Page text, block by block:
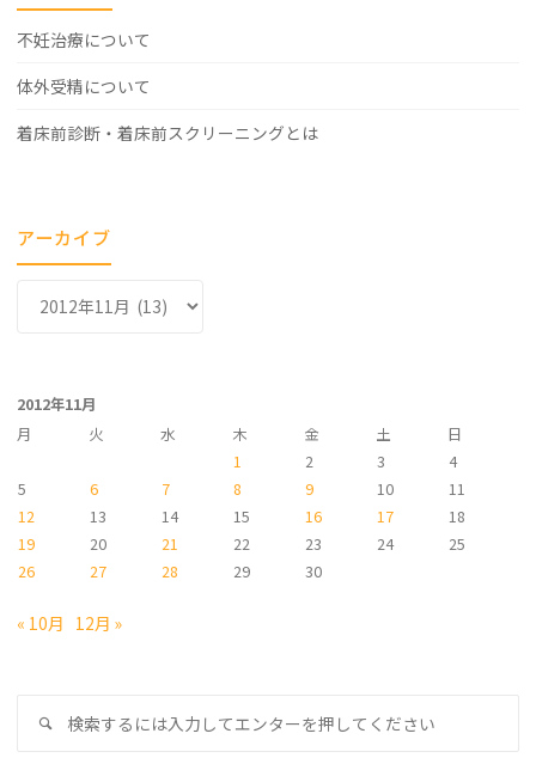
不妊治療について
体外受精について
着床前診断・着床前スクリーニングとは
アーカイブ
ブ
2012年11月
月
火 水 木 金 土
日
1
2 3
4
5
6 7 8 9 10
11
12
13 14 15 16 17
18
19
20 21 22 23 24
25
26
27 28 29 30
« 10月 12月 »
検